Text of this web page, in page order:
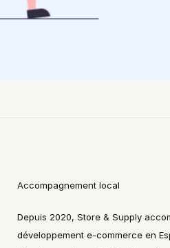
Accompagnement local
Depuis 2020, Store & Supply
développement e-commerce en